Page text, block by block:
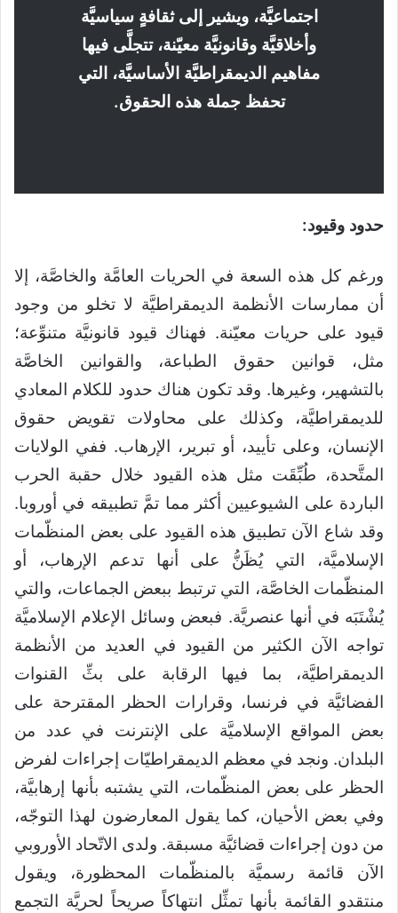
اجتماعيَّة، ويشير إلى ثقافةٍ سياسيَّة
وأخلاقيَّة وقانونيَّة معيّنة، تتجلَّى فيها
مفاهيم الديمقراطيَّة الأساسيَّة، التي
تحفظ جملة هذه الحقوق.
حدود وقيود:
ورغم كل هذه السعة في الحريات العامَّة والخاصَّة، إلا
أن ممارسات الأنظمة الديمقراطيَّة لا تخلو من وجود
قيود على حريات معيّنة. فهناك قيود قانونيَّة متنوِّعة؛
مثل، قوانين حقوق الطباعة، والقوانين الخاصَّة
بالتشهير، وغيرها. وقد تكون هناك حدود للكلام المعادي
للديمقراطيَّة، وكذلك على محاولات تقويض حقوق
الإنسان، وعلى تأييد، أو تبرير، الإرهاب. ففي الولايات
المتَّحدة، طُبِّقَت مثل هذه القيود خلال حقبة الحرب
الباردة على الشيوعيين أكثر مما تمَّ تطبيقه في أوروبا.
وقد شاع الآن تطبيق هذه القيود على بعض المنظّمات
الإسلاميَّة، التي يُظَنُّ على أنها تدعم الإرهاب، أو
المنظّمات الخاصَّة، التي ترتبط ببعض الجماعات، والتي
يُشْتَبَه في أنها عنصريَّة. فبعض وسائل الإعلام الإسلاميَّة
تواجه الآن الكثير من القيود في العديد من الأنظمة
الديمقراطيَّة، بما فيها الرقابة على بثِّ القنوات
الفضائيَّة في فرنسا، وقرارات الحظر المقترحة على
بعض المواقع الإسلاميَّة على الإنترنت في عدد من
البلدان. ونجد في معظم الديمقراطيّات إجراءات لفرض
الحظر على بعض المنظّمات، التي يشتبه بأنها إرهابيَّة،
وفي بعض الأحيان، كما يقول المعارضون لهذا التوجّه،
من دون إجراءات قضائيَّة مسبقة. ولدى الاتّحاد الأوروبي
الآن قائمة رسميَّة بالمنظّمات المحظورة، ويقول
منتقدو القائمة بأنها تمثِّل انتهاكاً صريحاً لحريَّة التجمع